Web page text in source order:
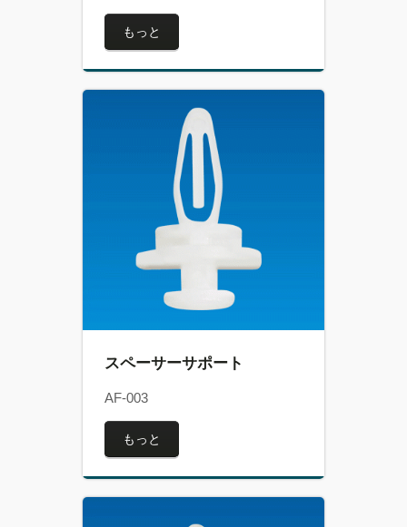
もっと
スペーサーサポート
AF-003
もっと